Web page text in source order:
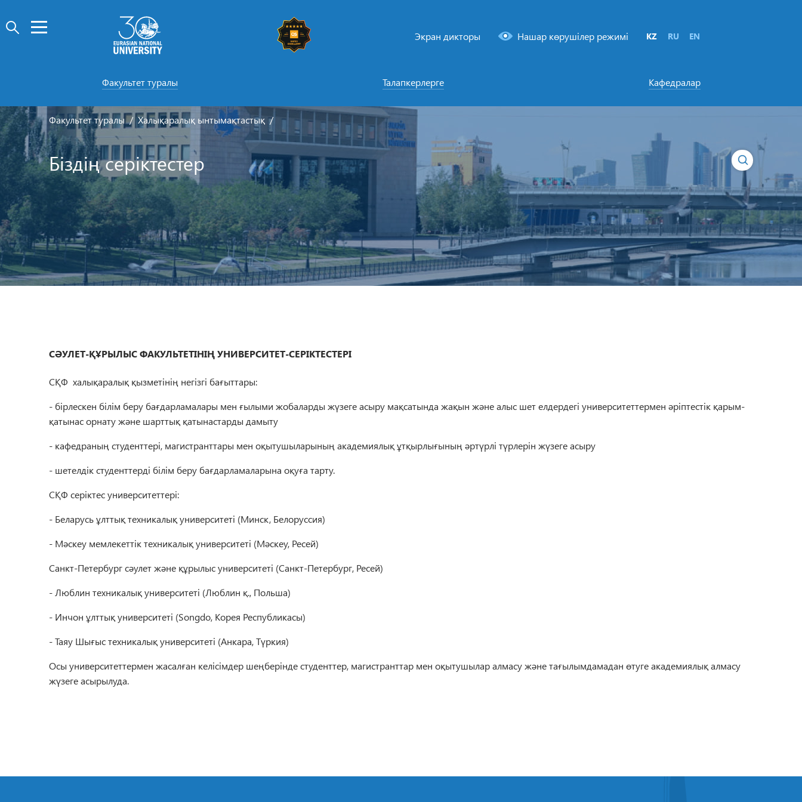
Экран дикторы Нашар көрушілер режимі KZ RU EN
Факультет туралы Талапкерлерге Кафедралар
Факультет туралы Халықаралық ынтымақтастық
Біздің серіктестер
СӘУЛЕТ-ҚҰРЫЛЫС ФАКУЛЬТЕТІНІҢ УНИВЕРСИТЕТ-СЕРІКТЕСТЕРІ
СҚФ халықаралық қызметінің негізгі бағыттары:
- бірлескен білім беру бағдарламалары мен ғылыми жобаларды жүзеге асыру мақсатында жақын және алыс шет елдердегі университеттермен әріптестік қарым-
қатынас орнату және шарттық қатынастарды дамыту
- кафедраның студенттері, магистранттары мен оқытушыларының академиялық ұтқырлығының әртүрлі түрлерін жүзеге асыру
- шетелдік студенттерді білім беру бағдарламаларына оқуға тарту.
СҚФ серіктес университеттері:
- Беларусь ұлттық техникалық университеті (Минск, Белоруссия)
- Мәскеу мемлекеттік техникалық университеті (Мәскеу, Ресей)
Санкт-Петербург сәулет және құрылыс университеті (Санкт-Петербург, Ресей)
- Люблин техникалық университеті (Люблин қ., Польша)
- Инчон ұлттық университеті (Songdo, Корея Республикасы)
- Таяу Шығыс техникалық университеті (Анкара, Түркия)
Осы университеттермен жасалған келісімдер шеңберінде студенттер, магистранттар мен оқытушылар алмасу және тағылымдамадан өтуге академиялық алмасу
жүзеге асырылуда.